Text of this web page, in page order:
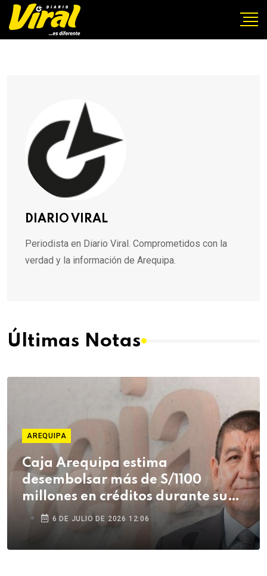
DIARIO VIRAL
Periodista en Diario Viral. Comprometidos con la
verdad y la información de Arequipa.
Últimas Notas
AREQUIPA
Caja Arequipa estima
desembolsar más de S/1100
millones en créditos durante su
campaña de Fiestas Patrias
6 DE JULIO DE 2026 12:06